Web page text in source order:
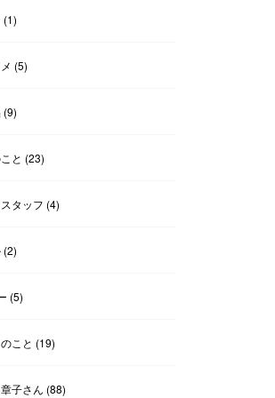
(1)
(5)
(9)
と (23)
タッフ (4)
(2)
(5)
こと (19)
子さん (88)